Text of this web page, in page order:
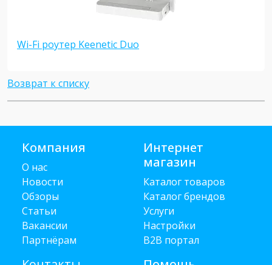
Wi-Fi роутер Keenetic Duo
Возврат к списку
Компания
О нас
Новости
Обзоры
Статьи
Вакансии
Партнёрам
Интернет
магазин
Каталог товаров
Каталог брендов
Услуги
Настройки
B2B портал